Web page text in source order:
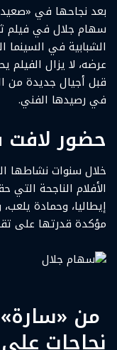
بعد نجاحها في
سهام جلال في فيلم
الشبابية في
عرضه، لا يزال
قبل أجيال جديدة من
في رصيدها الفني.
حضور لافت
خلال سنوات نشاطها
الأفلام الناجحة
إيطاليا، وحمادة
مؤكدة قدرتها على
سهام جلال
من